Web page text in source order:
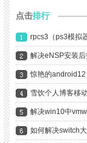
点击排行
rpcs3（ps3模拟
戏？以龙剑3为
解决eNSP安装
version is not
惊艳的
雪饮个人博客移
装啦
解决win10中
死、鼠标无响应
如何解决switch